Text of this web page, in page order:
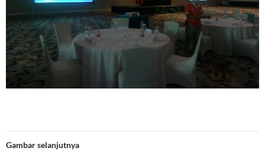
Gambar selanjutnya